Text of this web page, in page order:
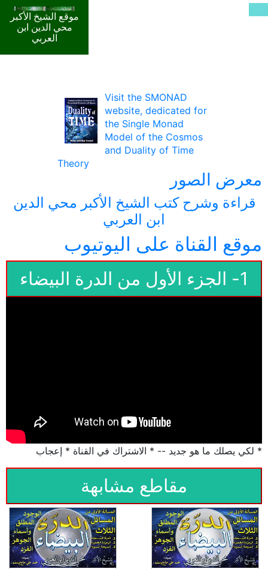
موقع الشيخ الأكبر
محي الدين ابن
العربي
Visit the SMONAD
website, dedicated for
the Single Monad
Model of the Cosmos
and Duality of Time
Theory
معرض الصور
قراءة وشرح كتب الشيخ الأكبر محي الدين
ابن العربي
موقع القناة على اليوتيوب
1- الجزء الأول من الدرة البيضاء
* لكي يصلك ما هو جديد -- * الاشتراك في القناة * إعجاب
مقاطع مشابهة